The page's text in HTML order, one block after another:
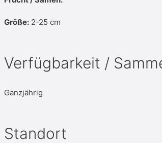
Größe: 2-25 cm
Verfügbarkeit /
Ganzjährig
Standort